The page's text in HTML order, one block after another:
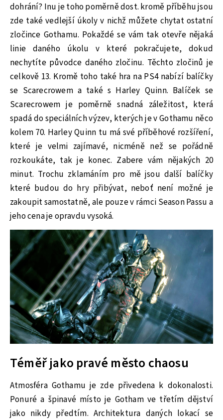
dohrání? Inu je toho poměrně dost. kromě příběhu jsou
zde také vedlejší úkoly v nichž můžete chytat ostatní
zločince Gothamu. Pokaždé se vám tak otevře nějaká
linie daného úkolu v které pokračujete, dokud
nechytíte původce daného zločinu. Těchto zločinů je
celkově 13. Kromě toho také hra na PS4 nabízí balíčky
se Scarecrowem a také s Harley Quinn. Balíček se
Scarecrowem je poměrně snadná záležitost, která
spadá do speciálních výzev, kterých je v Gothamu něco
kolem 70. Harley Quinn tu má své příběhové rozšíření,
které je velmi zajímavé, nicméně než se pořádně
rozkoukáte, tak je konec. Zabere vám nějakých 20
minut. Trochu zklamáním pro mě jsou další balíčky
které budou do hry přibývat, neboť není možné je
zakoupit samostatně, ale pouze v rámci Season Passu a
jeho cena je opravdu vysoká.
Téměř jako pravé město chaosu
Atmosféra Gothamu je zde přivedena k dokonalosti.
Ponuré a špinavé místo je Gotham ve třetím dějství
jako nikdy předtím. Architektura daných lokací se